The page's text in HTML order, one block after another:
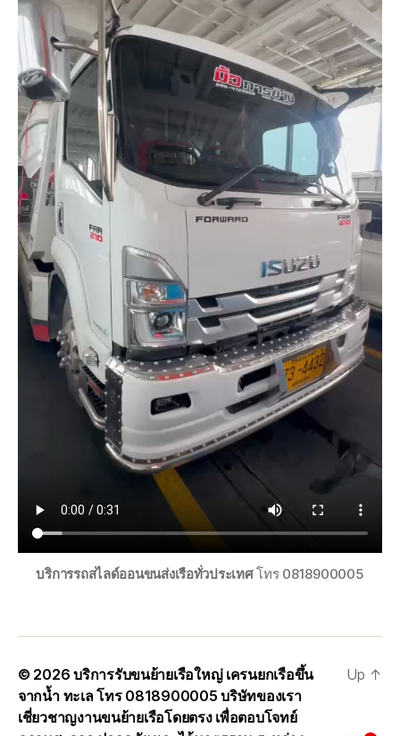
บริการรถสไลด์ออนขนส่งเรือทั่วประเทศโทร 0818900005
© 2026บริการรับขนย้ายเรือใหญ่ เครนยกเรือขึ้น
จากน้ำ ทะเล โทร 0818900005 บริษัทของเรา
เชี่ยวชาญงานขนย้ายเรือโดยตรง เพื่อตอบโจทย์
Up ↑